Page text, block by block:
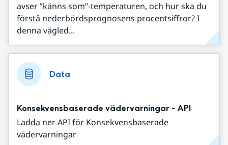
avser ”känns som”-temperaturen, och hur ska du
förstå nederbördsprognosens procentsiffror? I
denna vägled...
Data
Konsekvensbaserade vädervarningar - API
Ladda ner API för Konsekvensbaserade
vädervarningar